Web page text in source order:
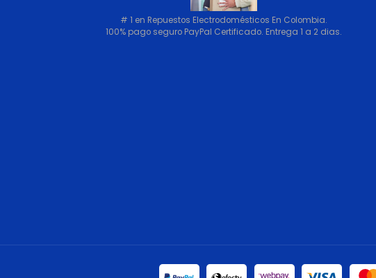
# 1 en Repuestos Electrodomésticos En Colombia.
100% pago seguro PayPal Certificado. Entrega 1 a 2 dias.